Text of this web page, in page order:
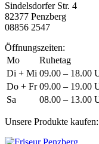
Sindelsdorfer Str. 4
82377 Penzberg
08856 2547
Öffnungszeiten:
Mo
Ruhetag
Di + Mi 09.00 – 18.00
Do + Fr 09.00 – 19.00
Sa
08.00 – 13.00
Unsere Produkte kaufen: